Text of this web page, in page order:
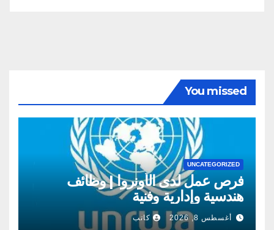
You missed
UNCATEGORIZED
فرص عمل لدى الأونروا | وظائف
هندسية وإدارية وفنية
أغسطس 8, 2026 كاتب